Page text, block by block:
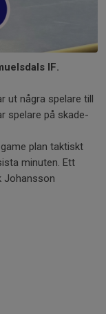
IF.
ut några spelare till
spelare på skade-
plan taktiskt
minuten. Ett
Johansson